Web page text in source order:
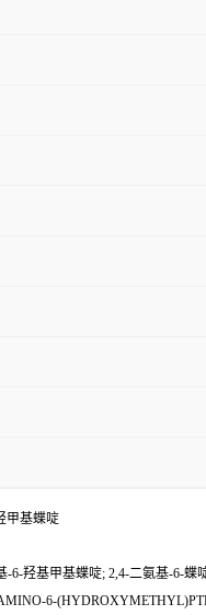
甲基蝶啶
-6-羟基甲基蝶啶; 2,4-二氨基-6-蝶
6-